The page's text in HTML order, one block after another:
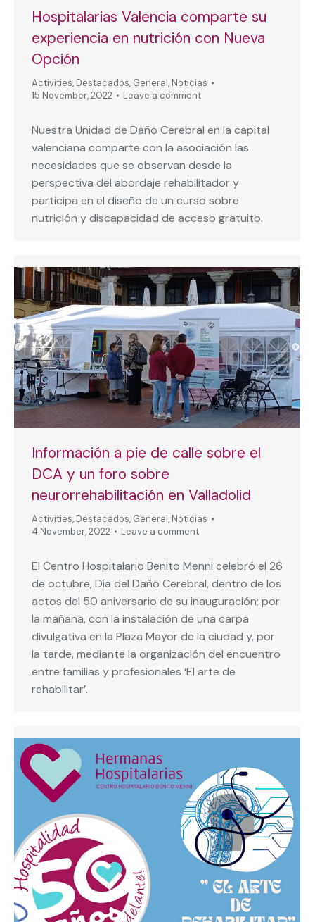
Hospitalarias Valencia comparte su
experiencia en nutrición con Nueva
Opción
Activities, Destacados, General, Noticias
15 November, 2022
Leave a comment
Nuestra Unidad de Daño Cerebral en la capital
valenciana comparte con la asociación las
necesidades que se observan desde la
perspectiva del abordaje rehabilitador y
participa en el diseño de un curso sobre
nutrición y discapacidad de acceso gratuito.
Información a pie de calle sobre el
DCA y un foro sobre
neurorrehabilitación en Valladolid
Activities, Destacados, General, Noticias
4 November, 2022
Leave a comment
El Centro Hospitalario Benito Menni celebró el 26
de octubre, Día del Daño Cerebral, dentro de los
actos del 50 aniversario de su inauguración; por
la mañana, con la instalación de una carpa
divulgativa en la Plaza Mayor de la ciudad y, por
la tarde, mediante la organización del encuentro
entre familias y profesionales ‘El arte de
rehabilitar’.